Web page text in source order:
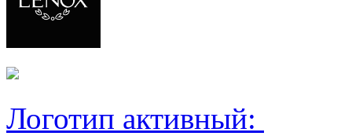
Логотип активный: